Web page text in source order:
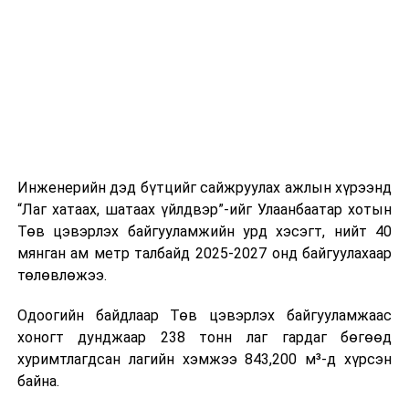
өдөр тутмын ажлын бэлэн байдлыг хангах зэрэг
практик ур чадварыг сургалтын хөтөлбөрт тусгажээ.
Сургалтыг танилцуулах лекц, асуулт-хариулт,
жишээнд суурилсан сургалт, багаар ажиллах дасгал,
танилцах, онцгой нөхцөлд ажиллах дадлага зэрэг
онол, практик хосолсон хэлбэрээр зохион байгуулж
байна.
Инженерийн дэд бүтцийг сайжруулах ажлын хүрээнд
“Лаг хатаах, шатаах үйлдвэр”-ийг Улаанбаатар хотын
Төв цэвэрлэх байгууламжийн урд хэсэгт, нийт 40
мянган ам метр талбайд 2025-2027 онд байгуулахаар
төлөвлөжээ.
Одоогийн байдлаар Төв цэвэрлэх байгууламжаас
хоногт дунджаар 238 тонн лаг гардаг бөгөөд
хуримтлагдсан лагийн хэмжээ 843,200 м³-д хүрсэн
байна.